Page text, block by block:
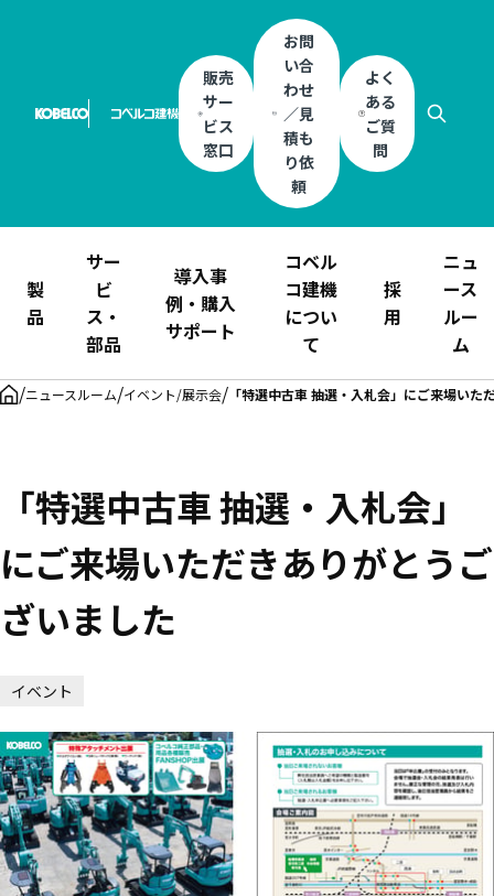
販売
サー
ビス
窓口
お問
い合
わせ
／見
積も
り依
頼
よく
ある
ご質
問
製
品
サー
ビ
ス・
部品
導入事
例・購入
サポート
コベル
コ建機
につい
て
採
用
ニュ
ース
ルー
ム
/ニュースルーム/イベント/展示会/ 「特選中古車 抽選・入札会」にご来場いた
「特選中古車 抽選・入札会」
にご来場いただきありがとうご
ざいました
イベント